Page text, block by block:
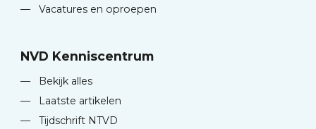
—
Vacatures en oproepen
NVD Kenniscentrum
—
Bekijk alles
—
Laatste artikelen
—
Tijdschrift NTVD